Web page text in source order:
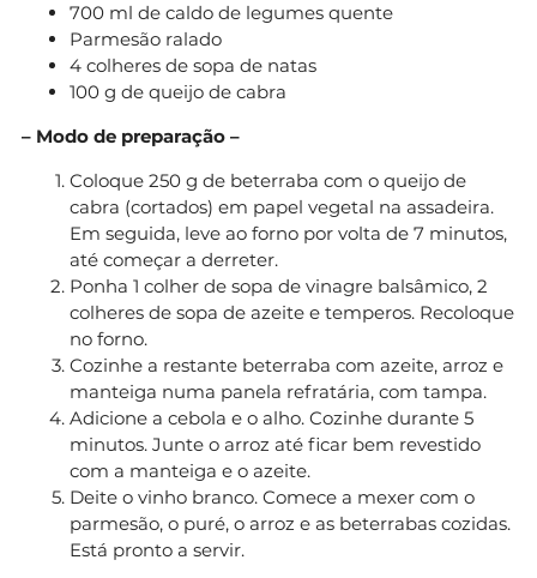
700 ml de caldo de legumes quente
Parmesão ralado
4 colheres de sopa de natas
100 g de queijo de cabra
– Modo de preparação –
Coloque 250 g de beterraba com o queijo de
cabra (cortados) em papel vegetal na assadeira.
Em seguida, leve ao forno por volta de 7 minutos,
até começar a derreter.
Ponha 1 colher de sopa de vinagre balsâmico, 2
colheres de sopa de azeite e temperos. Recoloque
no forno.
Cozinhe a restante beterraba com azeite, arroz e
manteiga numa panela refratária, com tampa.
Adicione a cebola e o alho. Cozinhe durante 5
minutos. Junte o arroz até ficar bem revestido
com a manteiga e o azeite.
Deite o vinho branco. Comece a mexer com o
parmesão, o puré, o arroz e as beterrabas cozidas.
Está pronto a servir.